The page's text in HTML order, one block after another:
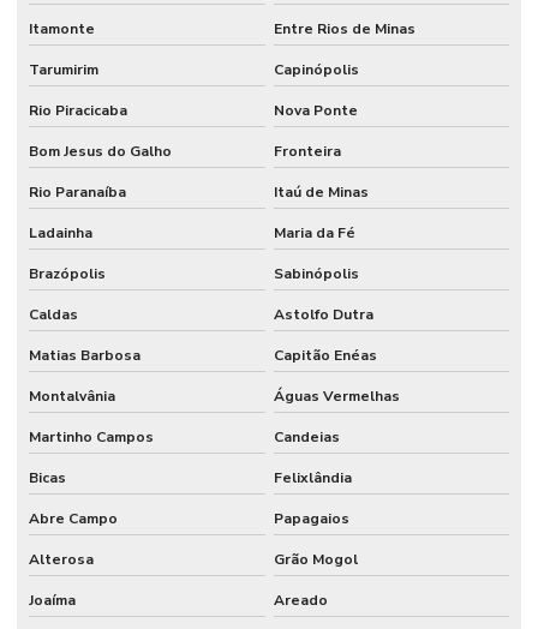
Itamonte Entre Rios de Minas
Tarumirim Capinópolis
Rio Piracicaba Nova Ponte
Bom Jesus do Galho Fronteira
Rio Paranaíba Itaú de Minas
Ladainha Maria da Fé
Brazópolis Sabinópolis
Caldas Astolfo Dutra
Matias Barbosa Capitão Enéas
Montalvânia Águas Vermelhas
Martinho Campos Candeias
Bicas Felixlândia
Abre Campo Papagaios
Alterosa Grão Mogol
Joaíma Areado